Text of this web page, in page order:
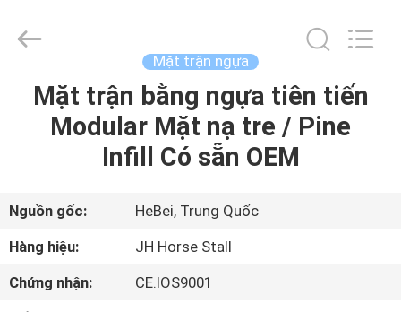
NHÀ
PHẨM
VỀ
metal
products
Mặt trận ngựa
Mặt trận bằng ngựa tiên tiến
Modular Mặt nạ tre / Pine
Infill Có sẵn OEM
Nguồn gốc:
HeBei, Trung Quốc
Hàng hiệu:
JH Horse Stall
Chứng nhận:
CE.IOS9001